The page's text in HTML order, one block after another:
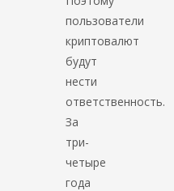
пользователи
криптовалют
будут
нести
ответственность.
За
три-
четыре
года